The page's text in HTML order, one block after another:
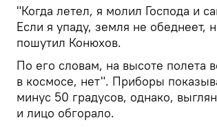
"Когда летел, я молил Господа и
Если я упаду, земля не обеднеет,
пошутил Конюхов.
По его словам, на высоте полета
в космосе, нет". Приборы
минус 50 градусов, однако,
и лицо обгорало.